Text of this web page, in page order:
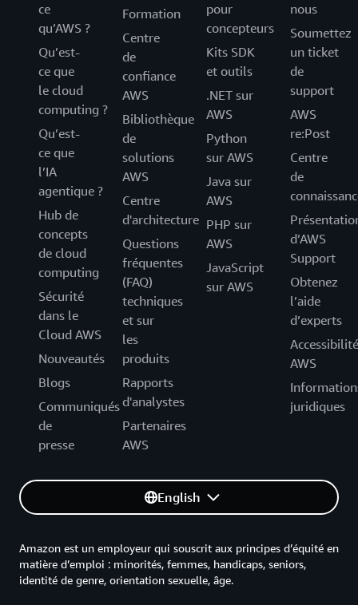
ce
qu’AWS ?
Qu’est-
ce que
le cloud
computing ?
Qu’est-
ce que
l’IA
agentique ?
Hub de
concepts
de cloud
computing
Sécurité
dans le
Cloud AWS
Nouveautés
Blogs
Communiqués
de
presse
Formation
Centre
de
confiance
AWS
Bibliothèque
de
solutions
AWS
Centre
d'architecture
Questions
fréquentes
(FAQ)
techniques
et sur
les
produits
Rapports
d'analystes
Partenaires
AWS
pour
concepteurs
Kits SDK
et outils
.NET sur
AWS
Python
sur AWS
Java sur
AWS
PHP sur
AWS
JavaScript
sur AWS
nous
Soumettez
un ticket
de
support
AWS
re:Post
Centre
de
d’AWS
Support
Obtenez
l’aide
d’experts
Accessibilité
AWS
juridiques
English
Amazon est un employeur qui souscrit aux principes d’équité en
matière d’emploi : minorités, femmes, handicaps, seniors,
identité de genre, orientation sexuelle, âge.